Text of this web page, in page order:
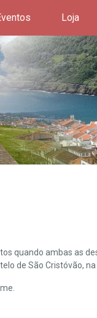
Loja
quando ambas as
de São Cristóvão, na